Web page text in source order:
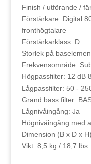
Finish / utförande /
Förstärkare: Digital
fronthögtalare
Förstärkarklass: D
Storlek på
Frekvensområde:
Högpassfilter: 12 dB
Lågpassfilter: 50 -
Grand bass filter:
Lågnivåingång: Ja
Högnivåingång med
Dimension (B x D x
Vikt: 8,5 kg / 18,7 lbs